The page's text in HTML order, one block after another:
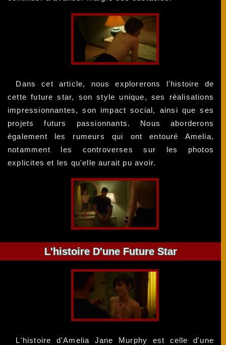
Dans cet article, nous explorerons l'histoire de
cette future star, son style unique, ses réalisations
impressionnantes, son impact social, ainsi que ses
projets futurs passionnants. Nous aborderons
également les rumeurs qui ont entouré Amelia,
notamment les controverses sur les photos
explicites et les qu'elle aurait pu avoir.
L'histoire D'une Future Star
L'histoire d'Amelia Jane Murphy est celle d'une